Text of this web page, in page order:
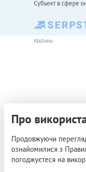
Субъект в сфере
РЕКЛАМА
Про
Продовжуючи
ознайомилися з
погоджуєтеся на